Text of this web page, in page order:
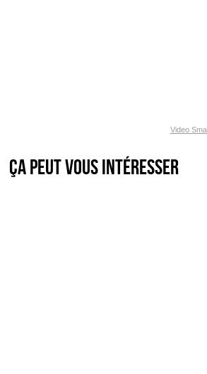
Video
Ça peut vous intéresser